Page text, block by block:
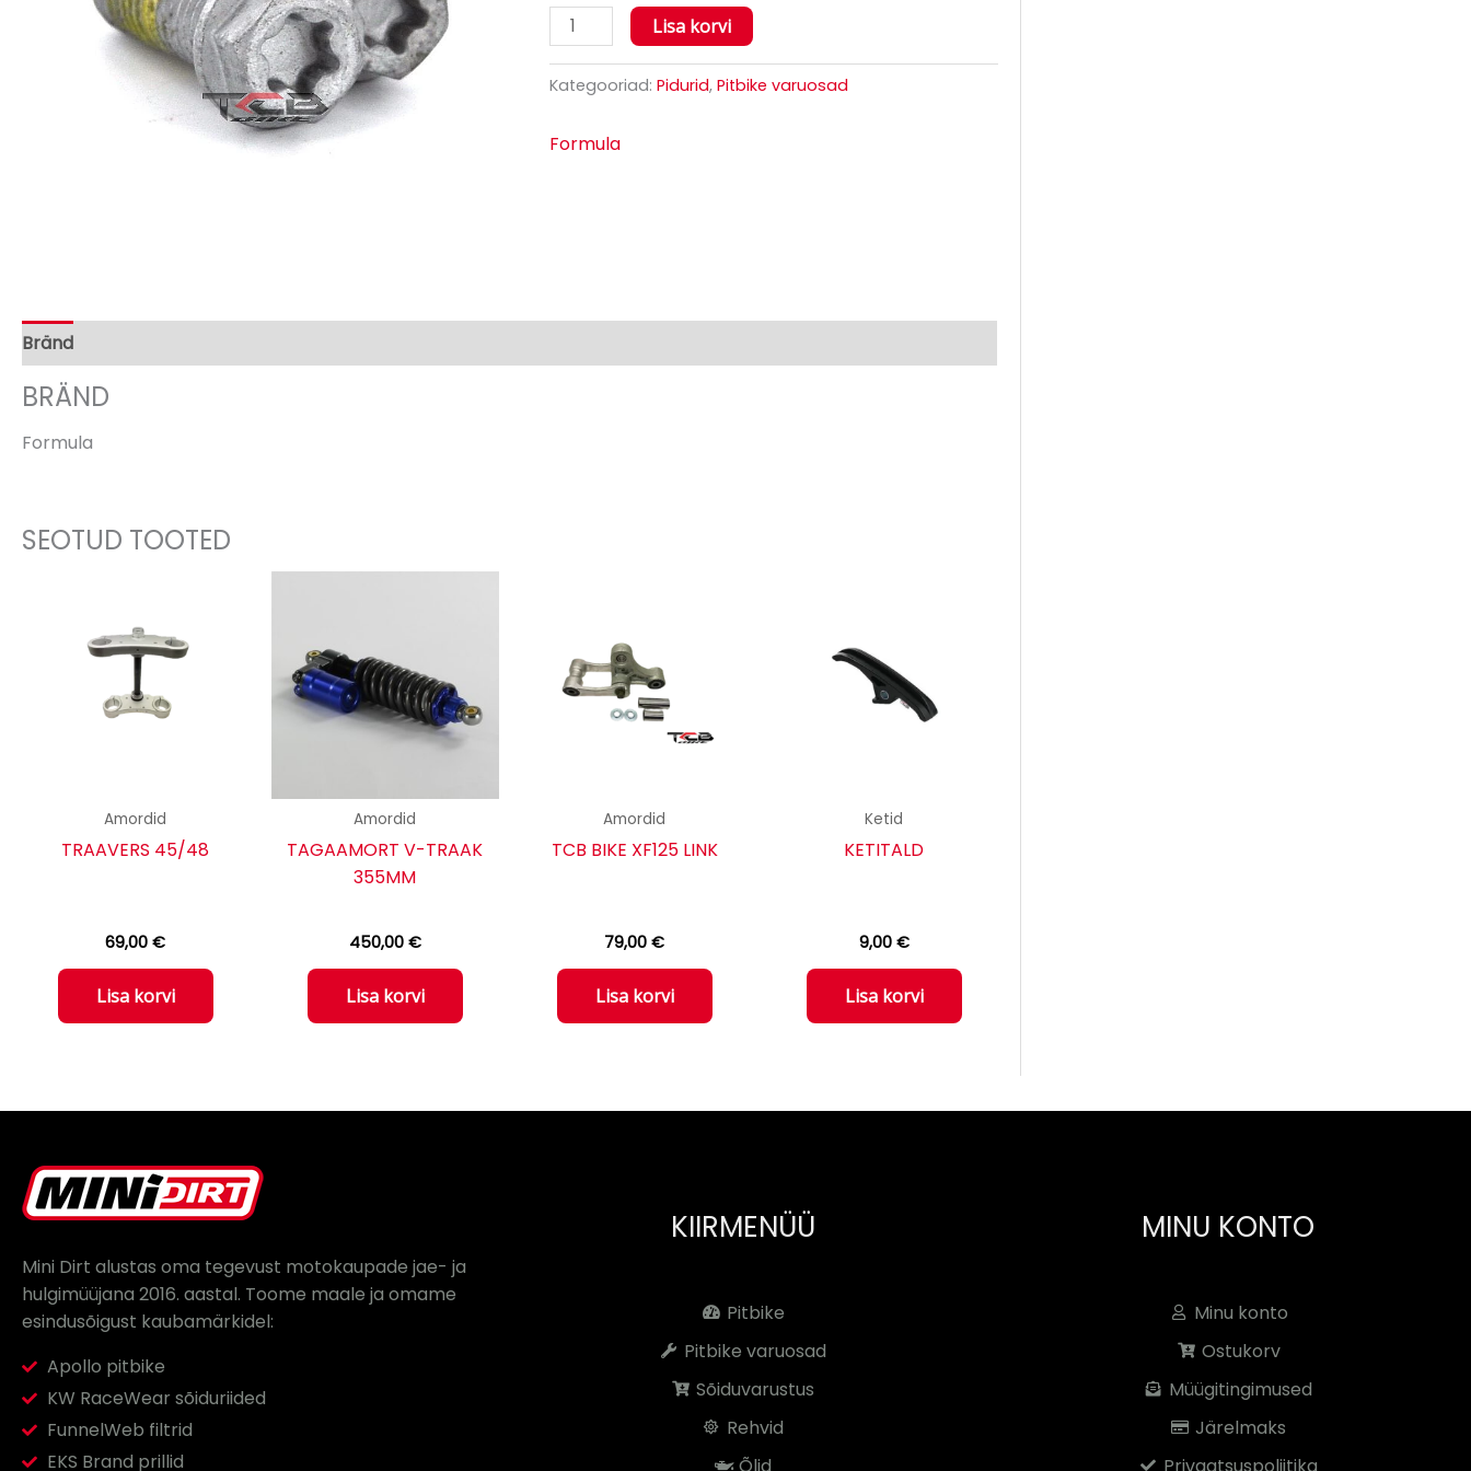
Lisa korvi
Kategooriad: Pidurid, Pitbike varuosad
Formula
Bränd
BRÄND
Formula
SEOTUD TOOTED
Amordid
TRAAVERS 45/48
69,00€
Lisa korvi
Amordid
TAGAAMORT V-TRAAK
355MM
450,00 €
Lisa korvi
Amordid
TCB BIKE XF125 LINK
79,00€
Lisa korvi
Ketid
KETITALD
9,00 €
Lisa korvi
Mini Dirt alustas oma tegevust motokaupade jae- ja
hulgimüüjana 2016. aastal. Toome maale ja omame
esindusõigust kaubamärkidel:
Apollo pitbike
KW RaceWear sõiduriided
FunnelWeb filtrid
EKS Brand prillid
KIIRMENÜÜ
Pitbike
Pitbike varuosad
Sõiduvarustus
Rehvid
Õlid
MINU KONTO
Minu konto
Ostukorv
Müügitingimused
Järelmaks
Privaatsuspoliitika